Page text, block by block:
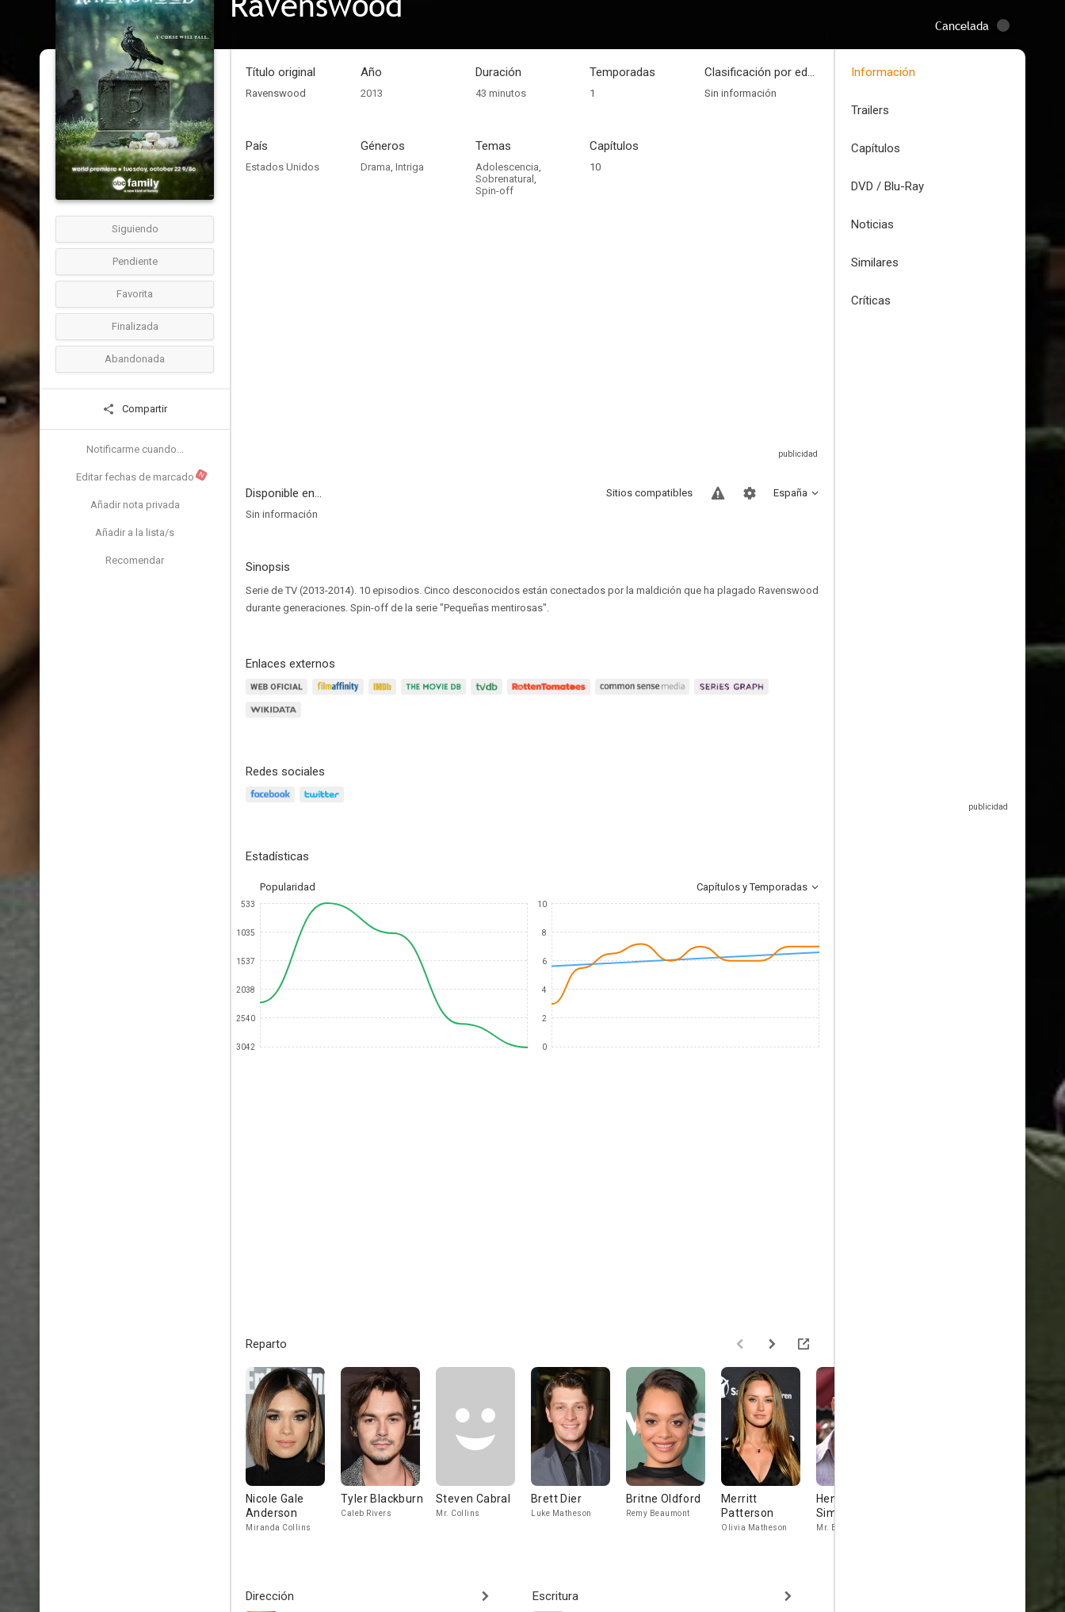
Cancelada
Siguiendo
Pendiente
Favorita
Finalizada
Abandonada
Compartir
Notificarme cuando...
Editar fechas de marcado N
Añadir nota privada
Añadir a la lista/s
Recomendar
Título original
Ravenswood
Año
2013
Duración
43 minutos
Temporadas
1
Clasificación por edades
Sin información
País
Estados Unidos
Géneros
Drama, Intriga
Temas
Adolescencia,
Sobrenatural ,
Spin-off
Capítulos
10
Disponible en... España
Sitios compatibles
Sin información
Sinopsis
Serie de TV (2013-2014). 10 episodios. Cinco desconocidos están conectados por la maldición que ha plagado Ravenswood
durante generaciones. Spin-off de la serie "Pequeñas mentirosas".
Enlaces externos
Redes sociales
Estadísticas
Popularidad Capítulos y Temporadas
533
1035
1537
2038
2540
3042
10
8
6
4
2
0
Reparto
Nicole Gale
Anderson
Miranda Collins
Tyler Blackburn
Caleb Rivers
Steven Cabral
Mr. Collins
Brett Dier
Luke Matheson
Britne Oldford
Remy Beaumont
Merritt
Patterson
Olivia Matheson
Henry
Simmons
Mr. Beaumont
Dirección
Escritura
Información
Trailers
Capítulos
DVD / Blu-Ray
Noticias
Similares
Críticas